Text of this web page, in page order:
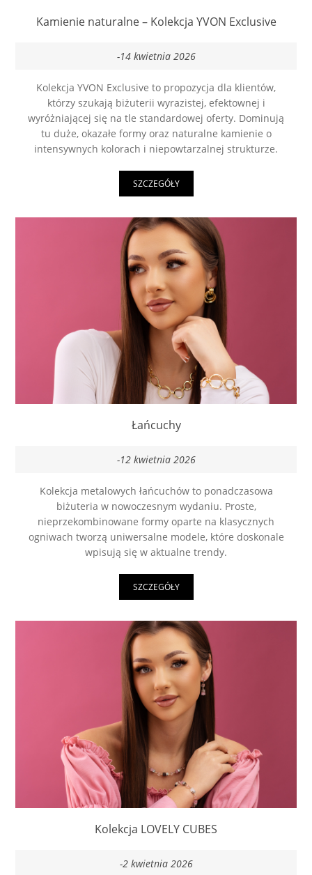
Kamienie naturalne – Kolekcja YVON Exclusive
-14 kwietnia 2026
Kolekcja YVON Exclusive to propozycja dla klientów,
którzy szukają biżuterii wyrazistej, efektownej i
wyróżniającej się na tle standardowej oferty. Dominują
tu duże, okazałe formy oraz naturalne kamienie o
intensywnych kolorach i niepowtarzalnej strukturze.
SZCZEGÓŁY
Łańcuchy
-12 kwietnia 2026
Kolekcja metalowych łańcuchów to ponadczasowa
biżuteria w nowoczesnym wydaniu. Proste,
nieprzekombinowane formy oparte na klasycznych
ogniwach tworzą uniwersalne modele, które doskonale
wpisują się w aktualne trendy.
SZCZEGÓŁY
Kolekcja LOVELY CUBES
-2 kwietnia 2026